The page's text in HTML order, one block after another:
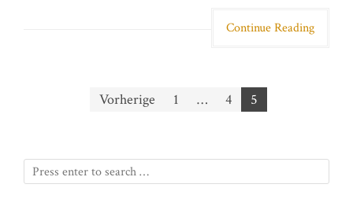
Continue Reading
Beitragsnavigation
Vorherige 1 … 4 5